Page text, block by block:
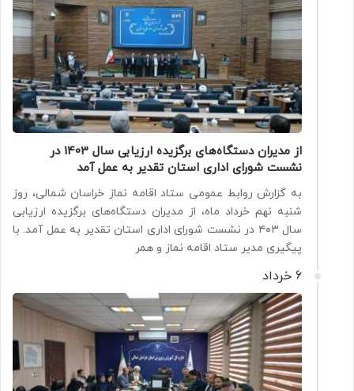
از مدیران دستگاه‌های برگزیده ارزیابی سال 1403 در
نشست شورای اداری استان تقدیر به عمل آمد
به گزارش روابط عمومی ستاد اقامه نماز خراسان شمالی، روز
شنبه نهم خرداد ماه، از مدیران دستگاه‌های برگزیده ارزیابی
سال ۴۰۳ در نشست شورای اداری استان تقدیر به عمل آمد. با
پیگیری مدیر ستاد اقامه نماز و همر
6 خرداد